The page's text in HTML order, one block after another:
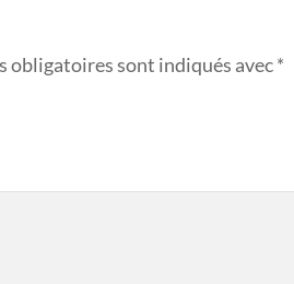
obligatoires sont indiqués avec*